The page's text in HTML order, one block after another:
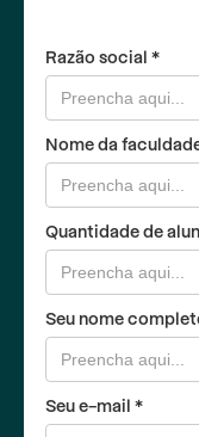
Razão social *
Nome da
Quantidade de
Seu nome
Seu e-mail *